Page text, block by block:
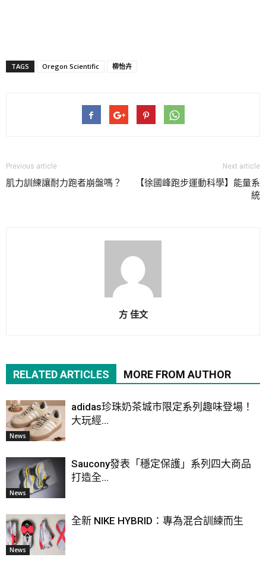
TAGS Oregon Scientific 柳怡卉
Previous article
肌力訓練讓耐力跑者崩盤嗎？
Next article
【徐國峰跑步運動科學】能量系
統
方 佳文
RELATED ARTICLES MORE FROM AUTHOR
News
adidas珍珠奶茶城市限定系列趣味登場！
大玩經...
News
Saucony發表「穩定保護」系列四大商品
打造全...
News
全新 NIKE HYBRID：專為混合訓練而生